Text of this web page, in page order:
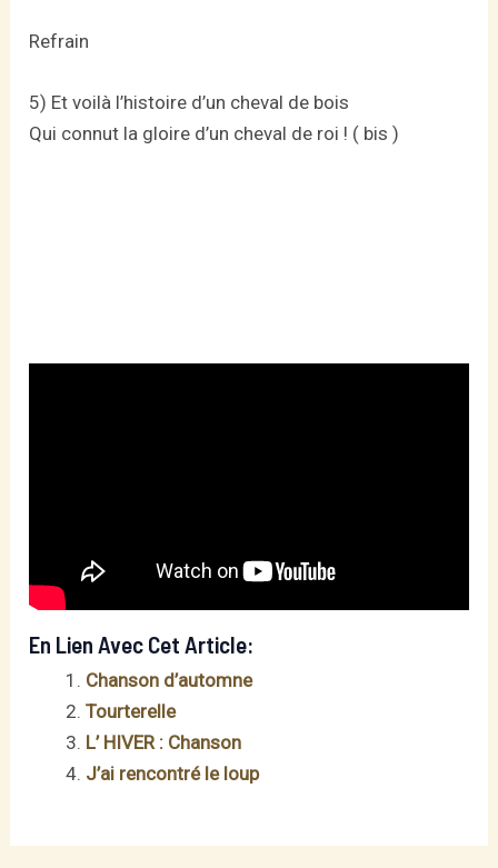
Refrain
5) Et voilà l’histoire d’un cheval de bois
Qui connut la gloire d’un cheval de roi ! ( bis )
En Lien Avec Cet Article:
Chanson d’automne
Tourterelle
L’ HIVER : Chanson
J’ai rencontré le loup